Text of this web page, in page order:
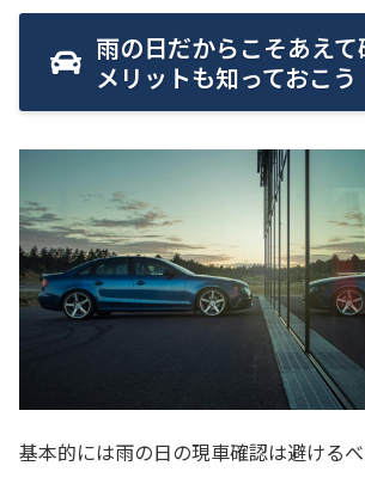
雨の日だからこそあえ
メリットも知っておこう
基本的には雨の日の現車確認は避ける